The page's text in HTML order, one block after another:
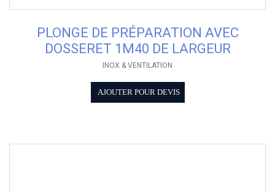
PLONGE DE PRÉPARATION AVEC
DOSSERET 1M40 DE LARGEUR
INOX & VENTILATION
AJOUTER POUR DEVIS